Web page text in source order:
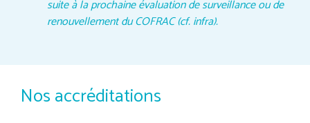
suite à la prochaine évaluation de surveillance ou de
renouvellement du COFRAC (cf. infra).
Nos accréditations